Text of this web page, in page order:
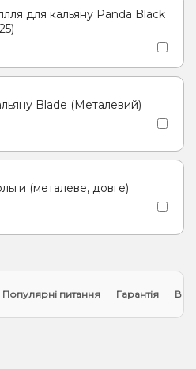
Грейпфрут, Ківі, Полуниця
Диня
Журавлина
для кальяну Panda Black
Blade (Металевий)
(металеве, довге)
Популярні питання Гарантія